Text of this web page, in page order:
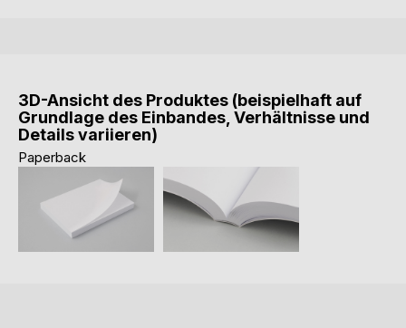
3D-Ansicht des Produktes (beispielhaft auf
Grundlage des Einbandes, Verhältnisse und
Details variieren)
Paperback